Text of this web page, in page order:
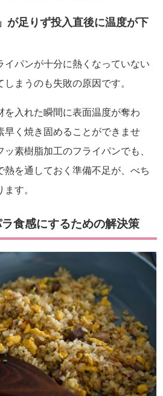
が足りず投入直後に温度が下
イパンが十分に熱くなっていない
まうのも失敗の原因です。
を入れた瞬間に表面温度が奪わ
早く焼き固めることができませ
素樹脂加工のフライパンでも、
熱を通しておく準備不足が、べち
す。
食感にするための解決策